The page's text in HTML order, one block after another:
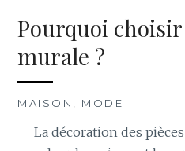
Pourquoi
murale ?
MAISON MODE
La décoration des